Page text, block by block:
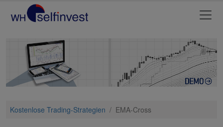
Kostenlose Trading-Strategien / EMA-Cross